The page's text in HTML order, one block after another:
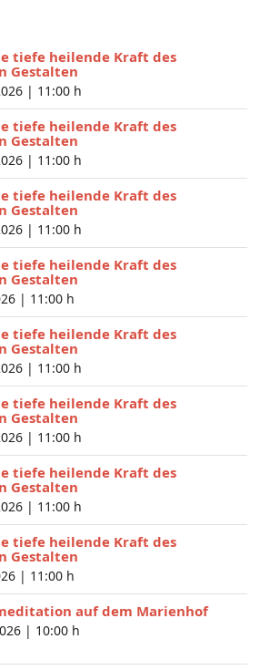
tiefe heilende Kraft des
Gestalten
| 11:00 h
tiefe heilende Kraft des
Gestalten
| 11:00 h
tiefe heilende Kraft des
Gestalten
| 11:00 h
tiefe heilende Kraft des
Gestalten
| 11:00 h
tiefe heilende Kraft des
Gestalten
| 11:00 h
tiefe heilende Kraft des
Gestalten
| 11:00 h
tiefe heilende Kraft des
Gestalten
| 11:00 h
tiefe heilende Kraft des
Gestalten
| 11:00 h
auf dem Marienhof
| 10:00 h